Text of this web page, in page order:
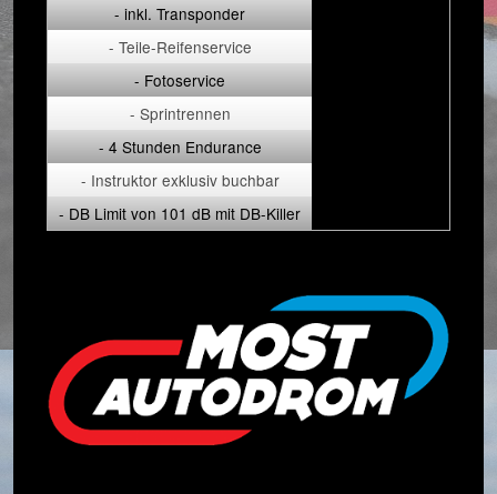
- inkl. Transponder
- Teile-Reifenservice
- Fotoservice
- Sprintrennen
- 4 Stunden Endurance
- Instruktor exklusiv buchbar
- DB Limit von 101 dB mit DB-Killer